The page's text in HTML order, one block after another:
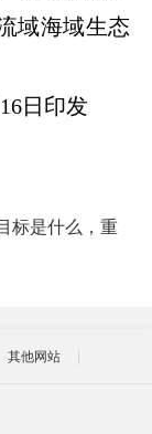
域海域生态
日印发
标是什么，重
其他网站